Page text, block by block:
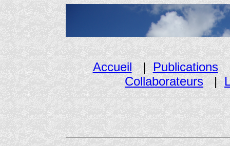
Accueil | Publications
Collaborateurs |